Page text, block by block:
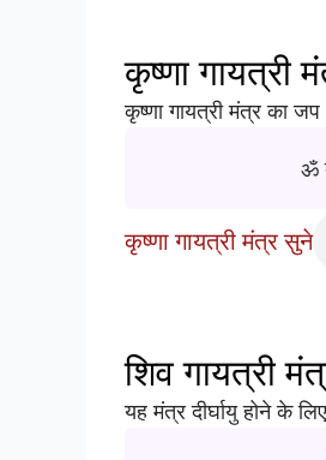
कृष्णा गायत्री
कृष्णा गायत्री मंत्र का
ॐ
कृष्णा गायत्री मंत्र सुने
शिव गायत्री
यह मंत्र दीर्घायु होने के